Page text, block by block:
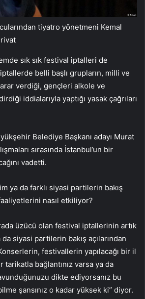
tiyatro yönetmeni Kemal
sık sık festival iptalleri de
belli başlı grupların, milli ve
verdiği, gençleri alkole ve
iddialarıyla yaptığı yasak çağrıları
Belediye Başkanı adayı Murat
sırasında İstanbul’un bir
vadetti.
ya da farklı siyasi partilerin bakış
nasıl etkiliyor?
üzücü olan festival iptallerinin artık
siyasi partilerin bakış açılarından
festivallerin yapılacağı bir il
bağlantınız varsa ya da
dikte ediyorsanız bu
şansınız o kadar yüksek ki” diyor.